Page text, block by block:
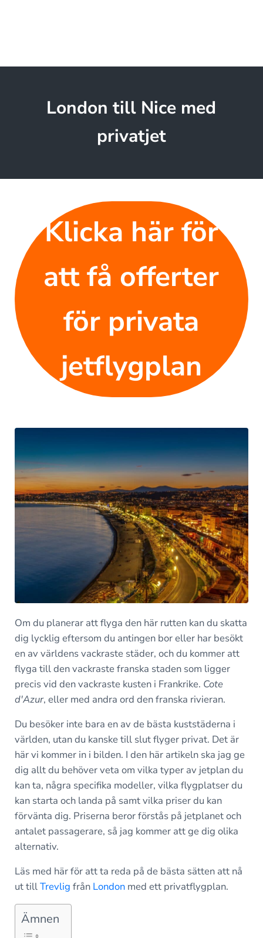
London till Nice med
privatjet
Klicka här för
att få offerter
för privata
jetflygplan
Om du planerar att flyga den här rutten kan du skatta
dig lycklig eftersom du antingen bor eller har besökt
en av världens vackraste städer, och du kommer att
flyga till den vackraste franska staden som ligger
precis vid den vackraste kusten i Frankrike. Cote
d'Azur, eller med andra ord den franska rivieran.
Du besöker inte bara en av de bästa kuststäderna i
världen, utan du kanske till slut flyger privat. Det är
här vi kommer in i bilden. I den här artikeln ska jag ge
dig allt du behöver veta om vilka typer av jetplan du
kan ta, några specifika modeller, vilka flygplatser du
kan starta och landa på samt vilka priser du kan
förvänta dig. Priserna beror förstås på jetplanet och
antalet passagerare, så jag kommer att ge dig olika
alternativ.
Läs med här för att ta reda på de bästa sätten att nå
ut tillTrevlig från Londonmed ett privatflygplan.
Ämnen